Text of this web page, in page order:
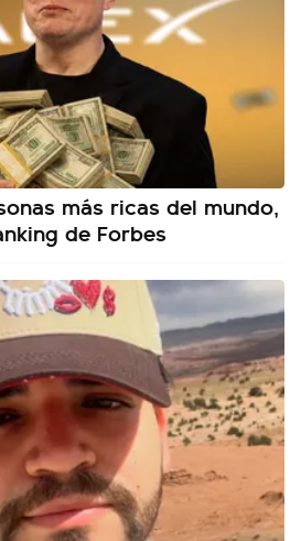
más ricas del mundo,
de Forbes